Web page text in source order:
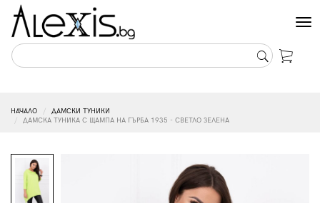
НАЧАЛО
ДАМСКИ ТУНИКИ
ДАМСКА ТУНИКА С ЩАМПА НА ГЪРБА 1935 - СВЕТЛО ЗЕЛЕНА